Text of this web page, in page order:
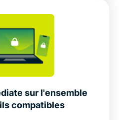
sur l'ensemble
compatibles